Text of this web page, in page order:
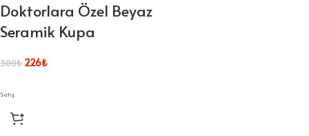
Doktorlara Özel Beyaz
Seramik Kupa
300₺ 226₺
Satış